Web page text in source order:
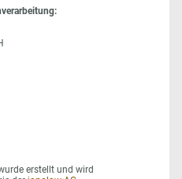
erstellt und wird